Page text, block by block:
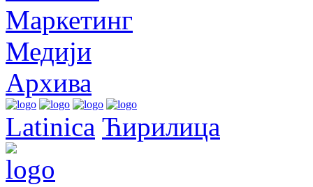
Маркетинг
Медији
Архива
Latinica Ћирилица